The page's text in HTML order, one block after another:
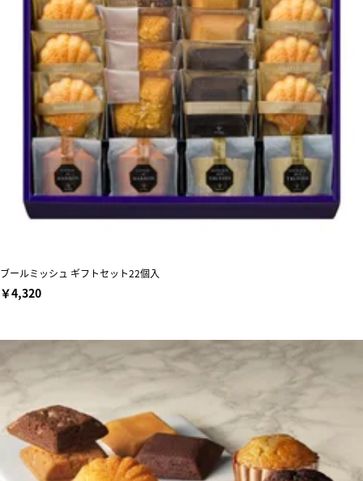
ブールミッシュ ギフトセット22個入
￥4,320